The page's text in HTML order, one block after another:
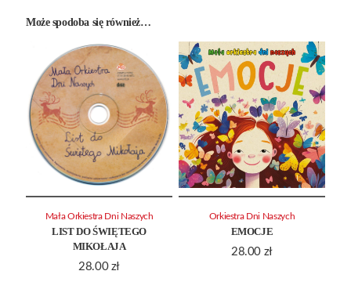
Może spodoba się również…
LIST DO ŚWIĘTEGO
MIKOŁAJA
28.00 zł
Mała Orkiestra Dni Naszych
EMOCJE
28.00 zł
Orkiestra Dni Naszych